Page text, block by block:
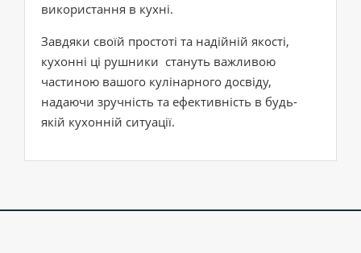
використання в кухні.
Завдяки своїй простоті та надійній якості,
кухонні ці рушники стануть важливою
частиною вашого кулінарного досвіду,
надаючи зручність та ефективність в будь-
якій кухонній ситуації.